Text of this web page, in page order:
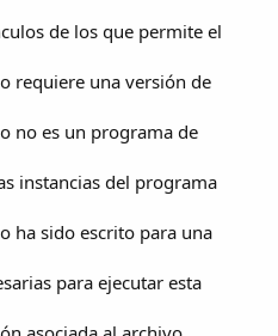
de los que permite el
requiere una versión de
no es un programa de
instancias del programa
ha sido escrito para una
para ejecutar esta